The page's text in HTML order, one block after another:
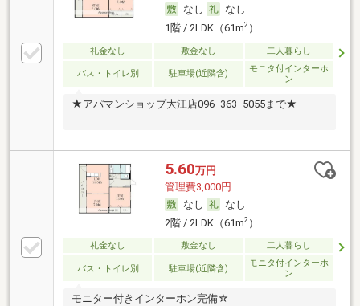
なし
なし
1階 / 2LDK（61m2）
礼金なし 敷金なし 二人暮らし
バス・トイレ別 駐車場(近隣含)
モニタ付インターホ
ン
★アパマンショップ大江店096−363−5055まで★
5.60万円
管理費3,000円
なし
なし
2階 / 2LDK（61m2）
礼金なし 敷金なし 二人暮らし
バス・トイレ別 駐車場(近隣含)
モニタ付インターホ
ン
モニター付きインターホン完備☆